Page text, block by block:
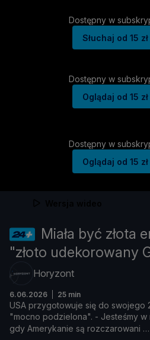
Dostępny w
Słuchaj od 15
Dostępny w
Oglądaj od 15
Dostępny w
Oglądaj od 15
Miała być złota
"złoto udekorowany
Horyzont
6.06.2026 25 min
USA przygotowuje się do swojego
"mocno podzielona". - Jesteśmy w
gdy Amerykanie są rozczarowani